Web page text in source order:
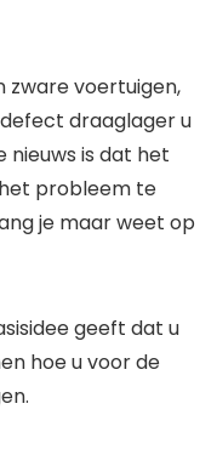
zware voertuigen,
draaglager u
nieuws is dat het
probleem te
je maar weet op
geeft dat u
hoe u voor de